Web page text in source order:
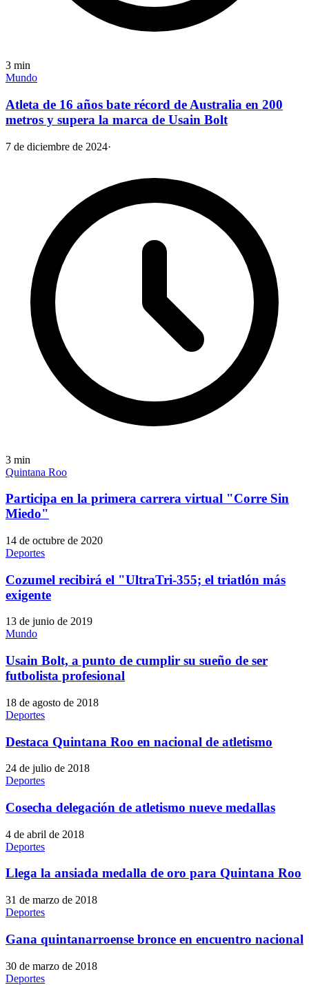
3 min
Mundo
Atleta de 16 años bate récord de Australia en 200
metros y supera la marca de Usain Bolt
7 de diciembre de 2024·
3 min
Quintana Roo
Participa en la primera carrera virtual "Corre Sin
Miedo"
14 de octubre de 2020
Deportes
Cozumel recibirá el "UltraTri-355; el triatlón más
exigente
13 de junio de 2019
Mundo
Usain Bolt, a punto de cumplir su sueño de ser
futbolista profesional
18 de agosto de 2018
Deportes
Destaca Quintana Roo en nacional de atletismo
24 de julio de 2018
Deportes
Cosecha delegación de atletismo nueve medallas
4 de abril de 2018
Deportes
Llega la ansiada medalla de oro para Quintana Roo
31 de marzo de 2018
Deportes
Gana quintanarroense bronce en encuentro nacional
30 de marzo de 2018
Deportes